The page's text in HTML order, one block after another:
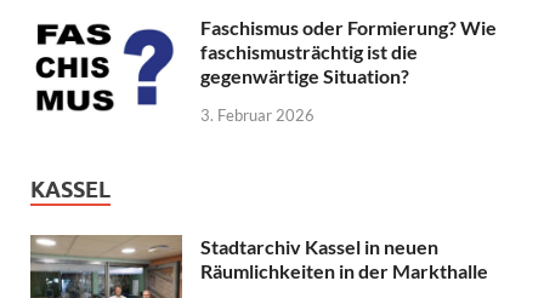
Faschismus oder Formierung? Wie
faschismusträchtig ist die
gegenwärtige Situation?
3. Februar 2026
KASSEL
Stadtarchiv Kassel in neuen
Räumlichkeiten in der Markthalle